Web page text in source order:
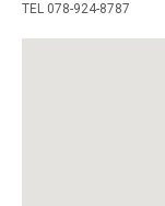
TEL 078-924-8787